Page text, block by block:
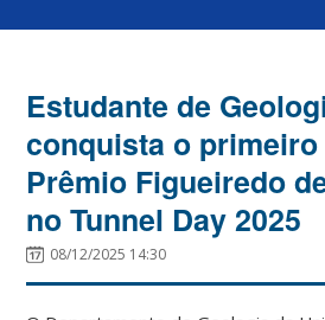
Estudante de
conquista o
Prêmio Figueiredo
no Tunnel Day 2025
08/12/2025 14:30